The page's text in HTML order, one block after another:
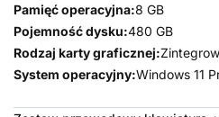
Pamięć operacyjna:8 GB
Pojemność dysku:480 GB
Rodzaj karty graficznej:
System operacyjny:Windows 11